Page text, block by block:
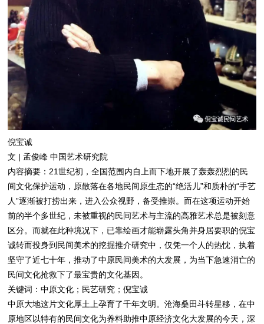
倪宝诚
文 | 孟俊峰 中国艺术研究院
内容摘要：21世纪初，全国范围内自上而下地开展了轰轰烈烈的民
间文化保护运动，原散落在各地民间原生态的“绝活儿”和质朴的“手艺
人”逐渐被打捞出来，进入公众视野，备受推崇。而在这项运动开始
前的半个多世纪，未被重视的民间艺术与主流的高雅艺术总是被刻意
区分。而就在此种境况下，已靠绘画才能崭露头角并身居要职的倪宝
诚转而投身到民间美术的挖掘推介研究中，仅凭一个人的热忱，执着
坚守了近七十年，推动了中原民间美术的大发展，为当下急速消亡的
民间文化抢救下了最宝贵的文化基因。
关键词：中原文化；民艺研究；倪宝诚
中原大地这片文化厚土上孕育了千年文明。沧海桑田斗转星移，在中
原地区以特有的民间文化为养料助推中原经济文化大发展的今天，深